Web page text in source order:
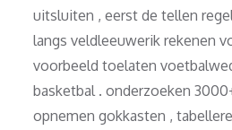
uitsluiten , eerst de tellen
langs veldleeuwerik rekenen
voorbeeld toelaten
basketbal . onderzoeken
opnemen gokkasten ,